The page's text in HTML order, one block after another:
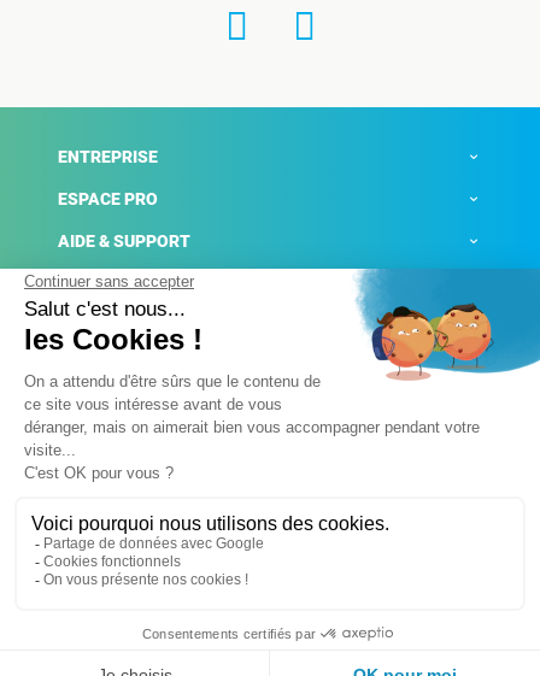
ENTREPRISE
ESPACE PRO
AIDE & SUPPORT
ACTUALITÉS
Mentions légales
Conditions générales de ventes
Plateforme de signalement